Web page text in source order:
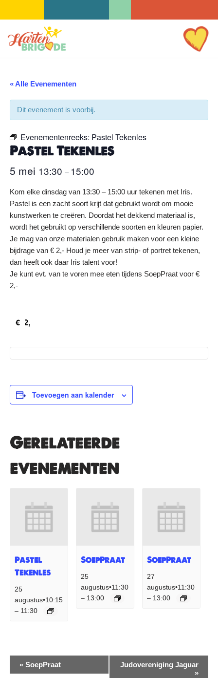
Ga
inhoud
« Alle Evenementen
Dit evenement is voorbij.
Evenementenreeks: Pastel Tekenles
Pastel Tekenles
5 mei 13:30 – 15:00
Kom elke dinsdag van 13:30 – 15:00 uur tekenen met Iris.
Pastel is een zacht soort krijt dat gebruikt wordt om mooie
kunstwerken te creëren. Doordat het dekkend materiaal is,
wordt het gebruikt op verschillende soorten en kleuren papier.
Je mag van onze materialen gebruik maken voor een kleine
bijdrage van € 2,- Houd je meer van strip- of portret tekenen,
dan heeft ook daar Iris talent voor!
Je kunt evt. van te voren mee eten tijdens SoepPraat voor €
2,-
€2,
Toevoegen aan kalender
Gerelateerde
evenementen
Pastel
Tekenles
25
augustus•10:15
– 11:30
SoepPraat
25
augustus•11:30
– 13:00
SoepPraat
27
augustus•11:30
– 13:00
Evenement
« SoepPraat
Judovereniging Jaguar
»